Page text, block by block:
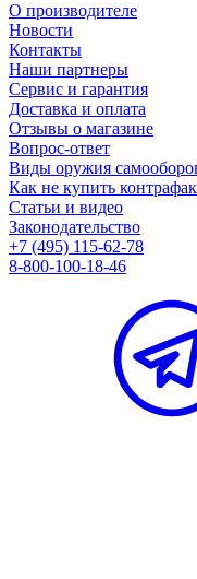
О производителе
Новости
Контакты
Наши партнеры
Сервис и гарантия
Доставка и оплата
Отзывы о магазине
Вопрос-ответ
Виды оружия
Как не купить
Статьи и видео
Законодательство
+7 (495) 115-62-78
8-800-100-18-46